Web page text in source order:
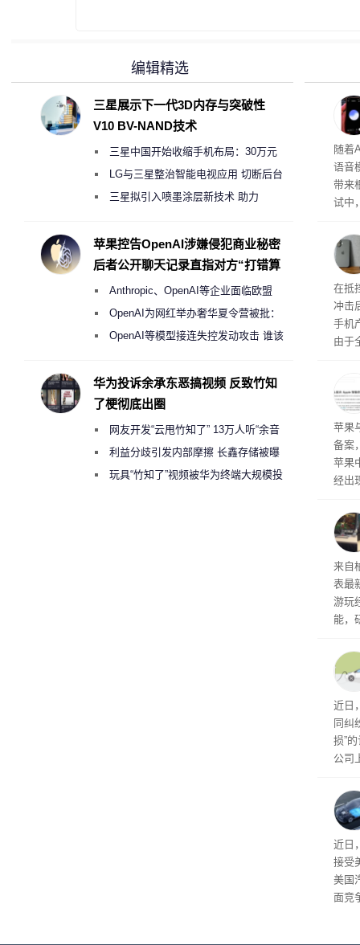
理”
随着
语音
带来
试中
互
桌面
系
在抵
冲击
手机
由于
前受
保
了
苹果
备案
苹果
经出
内
来自
表最
游玩
能，
训练
近日
同纠
损”
公司
事
给
近日
接受
美国
面竞
编辑精选
三星展示下一代3D内存与突破性
V10 BV-NAND技术
三星中国开始收缩手机布局：30万元
月销售额不达标门店 将被逐步清退
LG与三星整治智能电视应用 切断后台
偷偷共享带宽的违规行为
三星拟引入喷墨涂层新技术 助力
度
苹果控告OpenAI涉嫌侵犯商业秘密
后者公开聊天记录直指对方“打错算
Anthropic、OpenAI等企业面临欧盟
《人工智能法案》全新执法权限审查
OpenAI为网红举办奢华夏令营被批：
2000美元一晚 遭讽“反乌托邦”
OpenAI等模型接连失控发动攻击 谁该
华为投诉余承东恶搞视频 反致竹知
了梗彻底出圈
网友开发“云甩竹知了” 13万人听“余音
绕梁”利益分歧引发内部摩擦 长鑫存储被曝
曾将华为驻场工程师驱逐出研发基地
玩具“竹知了”视频被华为终端大规模投